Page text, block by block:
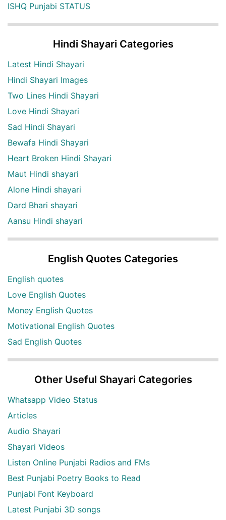
ISHQ Punjabi STATUS
Hindi Shayari Categories
Latest Hindi Shayari
Hindi Shayari Images
Two Lines Hindi Shayari
Love Hindi Shayari
Sad Hindi Shayari
Bewafa Hindi Shayari
Heart Broken Hindi Shayari
Maut Hindi shayari
Alone Hindi shayari
Dard Bhari shayari
Aansu Hindi shayari
English Quotes Categories
English quotes
Love English Quotes
Money English Quotes
Motivational English Quotes
Sad English Quotes
Other Useful Shayari Categories
Whatsapp Video Status
Articles
Audio Shayari
Shayari Videos
Listen Online Punjabi Radios and FMs
Best Punjabi Poetry Books to Read
Punjabi Font Keyboard
Latest Punjabi 3D songs